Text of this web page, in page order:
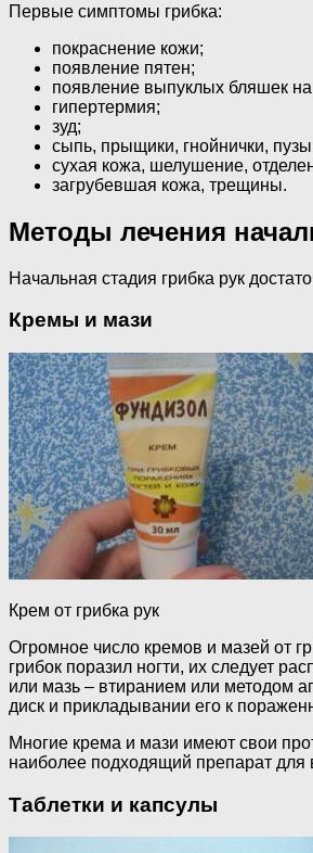
Первые симптомы грибка:
покраснение кожи;
появление пятен;
появление выпуклых бляшек
гипертермия;
зуд;
сыпь, прыщики, гнойнички,
сухая кожа, шелушение,
загрубевшая кожа, трещины.
Методы лечения
Начальная стадия грибка рук
Кремы и мази
Крем от грибка рук
Огромное число кремов и мазей от
грибок поразил ногти, их следует
или мазь – втиранием или методом
диск и прикладывании его к
Многие крема и мази имеют свои
наиболее подходящий препарат для
Таблетки и капсулы